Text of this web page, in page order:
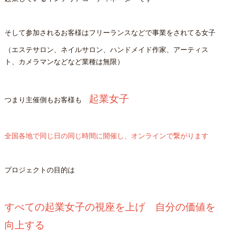
そして参加されるお客様はフリーランスなどで事業をされてる女子
（エステサロン、ネイルサロン、ハンドメイド作家、アーティス
ト、カメラマンなどなど業種は無限）
つまり主催側もお客様も 起業女子
全国各地で同じ日の同じ時間に開催し、オンラインで繋がります
プロジェクトの目的は
すべての起業女子の視座を上げ 自分の価値を
向上する